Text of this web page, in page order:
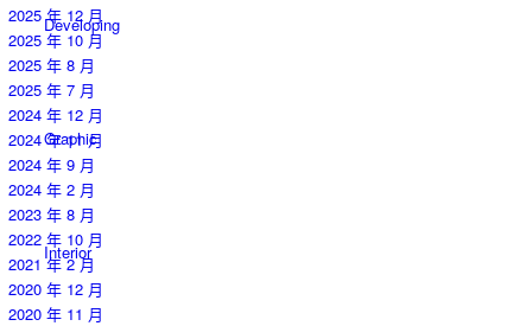
Developing
Graphic
Interior
2025 年 12 月
2025 年 10 月
2025 年 8 月
2025 年 7 月
2024 年 12 月
2024 年 11 月
2024 年 9 月
2024 年 2 月
2023 年 8 月
2022 年 10 月
2021 年 2 月
2020 年 12 月
2020 年 11 月